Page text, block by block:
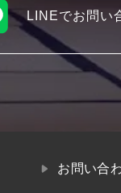
LINEでお問い
お問い合